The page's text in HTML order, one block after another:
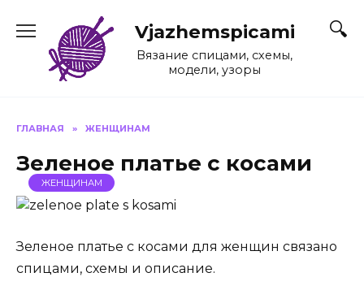
содержанию
Vjazhemspicami
Вязание спицами, схемы,
модели, узоры
ГЛАВНАЯ » ЖЕНЩИНАМ
Зеленое платье с косами
ЖЕНЩИНАМ
Зеленое платье с косами для женщин связано
спицами, схемы и описание.